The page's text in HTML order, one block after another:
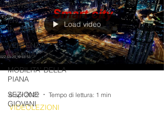
NEWS
PROGETTI E
INIZIATIVE
VERTENZA
FUNIVIA
MOBILITA' DELLA
PIANA
SEZIONE
GIOVANI
Load video
6 apr 2022 Tempo di lettura: 1 min
VIDEOLEZIONI